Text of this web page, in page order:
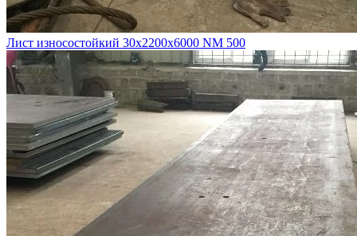
Лист износостойкий 30х2200х6000 NM 500